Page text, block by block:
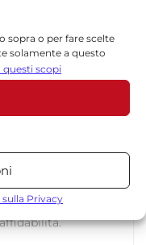
sopra o per fare scelte
solamente a questo
in qualsiasi momento,
i pulsanti della Cookie
del consenso nella parte
accedervi, Misurare le
dei contenuti,
diverse.
questi scopi
Privacy
è composta
professionisti
lavorano per
e contenuti
alla
e allo sport. Un
che garantisce